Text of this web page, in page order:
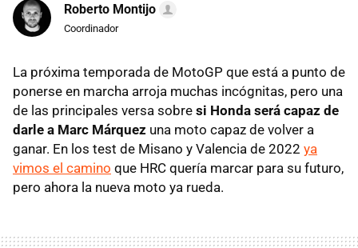
Roberto Montijo
Coordinador
La próxima temporada de MotoGP que está a punto de
ponerse en marcha arroja muchas incógnitas, pero una
de las principales versa sobre si Honda será capaz de
darle a Marc Márquez una moto capaz de volver a
ganar. En los test de Misano y Valencia de 2022 ya
vimos el camino que HRC quería marcar para su futuro,
pero ahora la nueva moto ya rueda.